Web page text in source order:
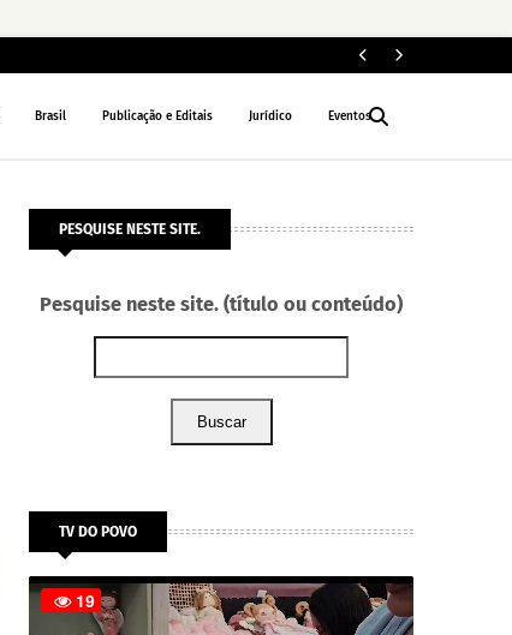
Brasil Publicação e Editais Jurídico Eventos
PESQUISE NESTE SITE.
Pesquise neste site. (título ou conteúdo)
Buscar
TV DO POVO